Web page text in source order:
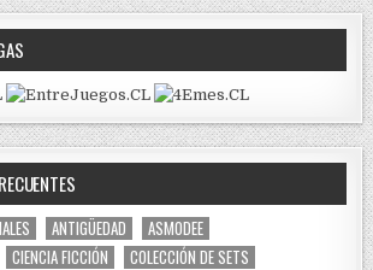
ANTIGÜEDAD
ASMODEE
CIENCIA FICCIÓN
COLECCIÓN DE SETS